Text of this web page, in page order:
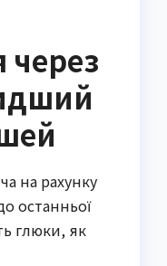
на рахунку
останньої
глюки, як